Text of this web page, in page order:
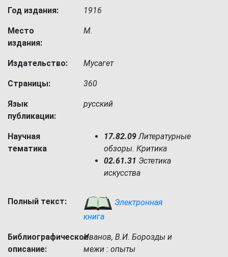
Год издания: 1916
Место
издания:
М.
Издательство: Мусагет
Страницы: 360
Язык
публикации:
русский
Научная
тематика
17.82.09Литературные
обзоры. Критика
02.61.31 Эстетика
искусства
Полный текст:
Электронная
книга
Библиографическое
описание:
Иванов, В.И. Борозды и
межи : опыты